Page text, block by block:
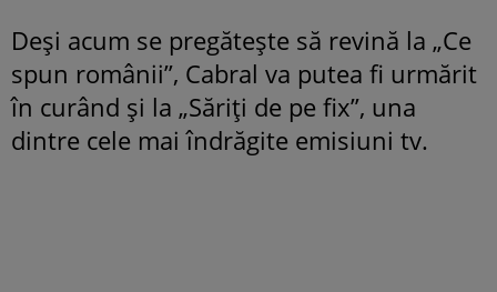
Deși acum se pregătește să revină la „Ce
spun românii”, Cabral va putea fi urmărit
în curând și la „Săriți de pe fix”, una
dintre cele mai îndrăgite emisiuni tv.